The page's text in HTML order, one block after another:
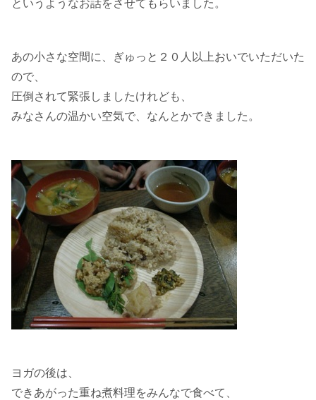
というようなお話をさせてもらいました。
あの小さな空間に、ぎゅっと２０人以上おいでいただいた
ので、
圧倒されて緊張しましたけれども、
みなさんの温かい空気で、なんとかできました。
ヨガの後は、
できあがった重ね煮料理をみんなで食べて、